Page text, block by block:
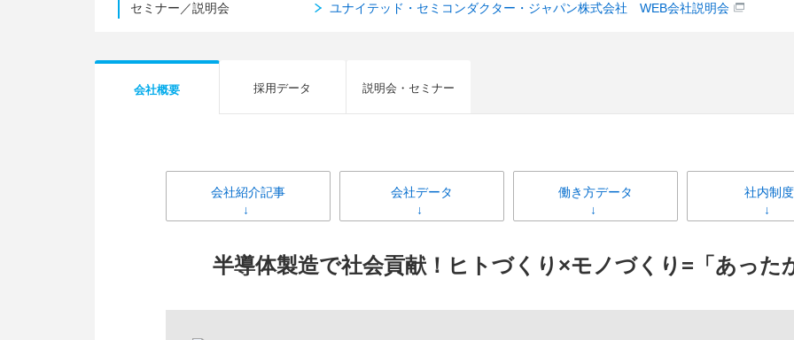
セミナー／説明会 ユナイテッド・セミコンダクター・ジャパン株式会社 WEB会社説明会
会社概要 採用データ 説明会・セミナー
会社紹介記事 会社データ 働き方データ 社内制度
半導体製造で社会貢献！ヒトづくり×モノづくり=「あっ